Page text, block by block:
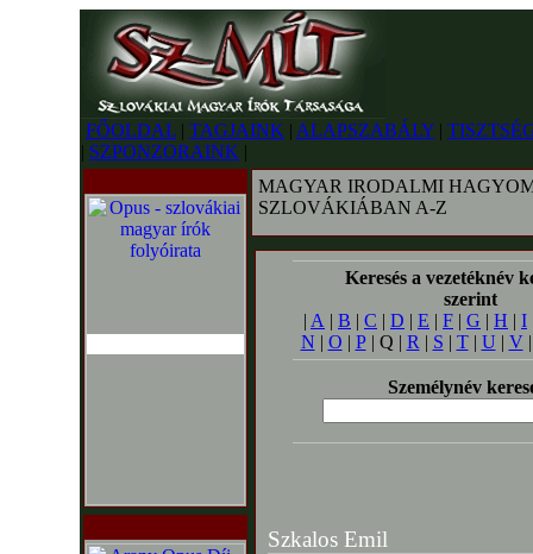
FŐOLDAL | TAGJAINK | ALAPSZABÁLY |
| SZPONZORAINK |
MAGYAR IRODALMI
SZLOVÁKIÁBAN A-Z
Keresés a vezetéknév
szerint
| A | B | C | D | E | F | G | H | I
N | O | P| Q | R | S | T| U | V
Személynév
Szkalos Emil